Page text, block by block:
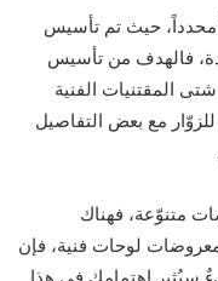
حيث تم تأسيس
فالهدف من تأسيس
المقتنيات الفنية
مع بعض التفاصيل
متنوّعة، فهناك
لوحات فنية، فإن
سيُثير اهتمامك في هذا